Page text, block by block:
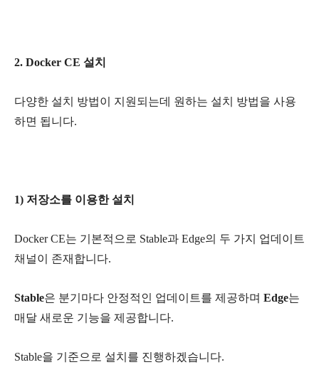
2. Docker CE 설치
다양한 설치 방법이 지원되는데 원하는 설치 방법을 사용
하면 됩니다.
1) 저장소를 이용한 설치
Docker CE는 기본적으로 Stable과 Edge의 두 가지 업데이트
채널이 존재합니다.
Stable은 분기마다 안정적인 업데이트를 제공하며 Edge는
매달 새로운 기능을 제공합니다.
Stable을 기준으로 설치를 진행하겠습니다.